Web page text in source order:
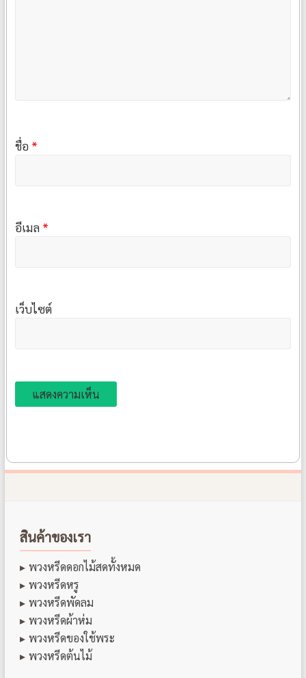
ชื่อ *
อีเมล *
เว็บไซต์
สินค้าของเรา
พวงหรีดดอกไม้สดทั้งหมด
พวงหรีดหรู
พวงหรีดพัดลม
พวงหรีดผ้าห่ม
พวงหรีดของใช้พระ
พวงหรีดต้นไม้